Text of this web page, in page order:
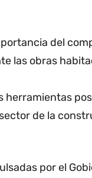
del
las obras
herramientas
de la
por el